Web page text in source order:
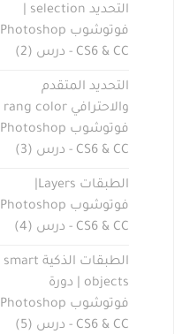
فوتوشوب Photoshop
CS6 & CC - درس (2)
التحديد المتقدم
فوتوشوب Photoshop
CS6 & CC - درس (3)
فوتوشوب Photoshop
CS6 & CC - درس (4)
الطبقات الذكية smart
objects | دورة
فوتوشوب Photoshop
CS6 & CC - درس (5)